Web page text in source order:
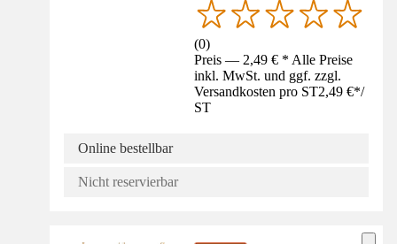
(0)
Preis — 2,49 € * Alle Preise
inkl. MwSt. und ggf. zzgl.
Versandkosten pro ST2,49 €*/
ST
Online bestellbar
Nicht reservierbar